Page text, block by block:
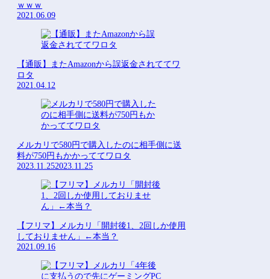
ｗｗｗ
2021.06.09
【通販】またAmazonから誤返金されててワ
ロタ
2021.04.12
メルカリで580円で購入したのに相手側に送
料が750円もかかっててワロタ
2023.11.252023.11.25
【フリマ】メルカリ「開封後1、2回しか使用
しておりません」←本当？
2021.09.16